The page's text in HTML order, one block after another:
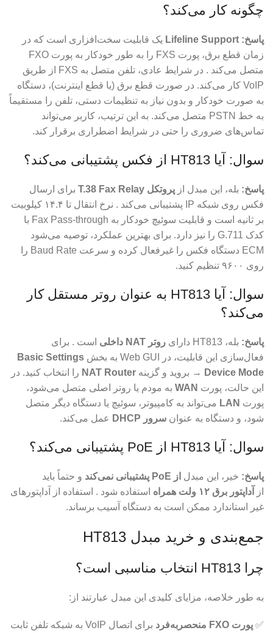
چگونه کار می‌کند؟
پاسخ: Lifeline Support یک قابلیت سخت‌افزاری است که در
زمان قطع برق، پورت FXS را به طور خودکار به پورت FXO
متصل می‌کند . در شرایط عادی، تلفن متصل به FXS از طریق
VoIP کار می‌کند. در صورت قطع برق (یا قطع اینترنت)، دستگاه
به صورت خودکار و بدون نیاز به تنظیمات دستی، تلفن را مستقیماً
به خط PSTN متصل می‌کند. به این ترتیب، کاربر می‌تواند
تماس‌های ضروری را حتی در شرایط اضطراری برقرار کند.
سوال: آیا HT813 از فکس پشتیبانی می‌کند؟
پاسخ: بله، این مبدل از پروتکل T.38 Fax Relay
برای ارسال
فکس روی شبکه IP پشتیبانی می‌کند . نرخ انتقال تا ۱۴.۴ کیلوبیت
بر ثانیه است و قابلیت سوئیچ خودکار به Fax Pass-through با
کدک G.711 را نیز دارد. برای بهترین عملکرد، توصیه می‌شود
ECM دستگاه فکس را غیرفعال کرده و سرعت Baud Rate را
روی ۹۶۰۰ تنظیم کنید.
سوال: آیا HT813 به عنوان روتر مستقل کار
می‌کند؟
پاسخ: بله، HT813 دارای روتر NAT داخلی
است . برای
فعال‌سازی این قابلیت، در Web GUI به بخش
Basic Settings
→ Device Mode بروید و گزینه NAT Router را انتخاب کنید. در
این حالت، پورت WAN به مودم یا روتر اصلی متصل می‌شود،
پورت LAN می‌تواند به کامپیوتر، سوئیچ یا دستگاه دیگر متصل
شود، و دستگاه به عنوان سرور DHCP عمل می‌کند.
سوال: آیا HT813 از PoE پشتیبانی می‌کند؟
پاسخ: خیر، این مبدل از PoE پشتیبانی نمی‌کند
و حتماً باید
از
آداپتور برق ۱۲ ولت همراه
استفاده شود . استفاده از آداپتورهای
غیر استاندارد ممکن است به دستگاه آسیب برساند.
جمع‌بندی و خرید مبدل HT813
چرا HT813 انتخاب مناسبی است؟
به طور خلاصه، مزایای کلیدی این مبدل عبارتند از:
✅ پورت FXO منحصربه‌فرد
برای اتصال VoIP به شبکه تلفن ثابت